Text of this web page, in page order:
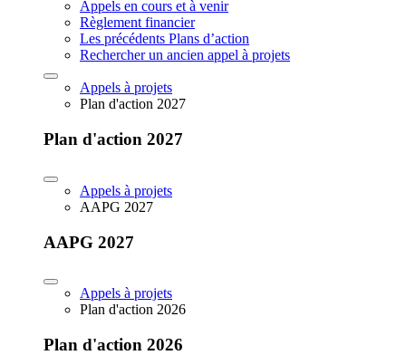
Appels en cours et à venir
Règlement financier
Les précédents Plans d’action
Rechercher un ancien appel à projets
Appels à projets
Plan d'action 2027
Plan d'action 2027
Appels à projets
AAPG 2027
AAPG 2027
Appels à projets
Plan d'action 2026
Plan d'action 2026